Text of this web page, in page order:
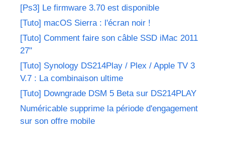
[Ps3] Le firmware 3.70 est disponible
[Tuto] macOS Sierra : l'écran noir !
[Tuto] Comment faire son câble SSD iMac 2011
27"
[Tuto] Synology DS214Play / Plex / Apple TV 3
V.7 : La combinaison ultime
[Tuto] Downgrade DSM 5 Beta sur DS214PLAY
Numéricable supprime la période d'engagement
sur son offre mobile